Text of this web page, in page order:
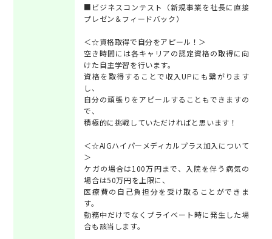
■ビジネスコンテスト（新規事業を社長に直接
プレゼン＆フィードバック）
＜☆資格取得で自分をアピール！＞
空き時間には各キャリアの認定資格の取得に向
けた自主学習を行います。
資格を取得することで収入UPにも繋がります
し、
自分の頑張りをアピールすることもできますの
で、
積極的に挑戦していただければと思います！
＜☆AIGハイパーメディカルプラス加入について
＞
ケガの場合は100万円まで、入院を伴う病気の
場合は50万円を上限に、
医療費の自己負担分を受け取ることができま
す。
勤務中だけでなくプライベート時に発生した場
合も該当します。